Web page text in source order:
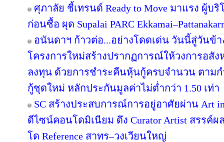
ศุภาลัย ชี้เทรนด์ Ready to Move มาแรง ผู้
ก่อนซื้อ ผุด Supalai PARC
อนันดาฯ ก้าวต่อ...อย่างโดดเด่น วันนี้สู่วันข้
โครงการใหม่สร้างปรากฏการณ์ให้วงการอสั
ลงทุน ด้วยการชำระคืนหุ้นกู้ครบจำนวน ตาม
กู้ชุดใหม่ หลักประกันมูลค่าไม่ต่ำกว่า 1.50 เท่า
SC สร้างประสบการณ์การอยู่อาศัยผ่าน Art
ดีไซน์คอนโดมิเนียม ดึง Curator Artist สรรค์
โด Reference สาทร–วงเวียนใหญ่